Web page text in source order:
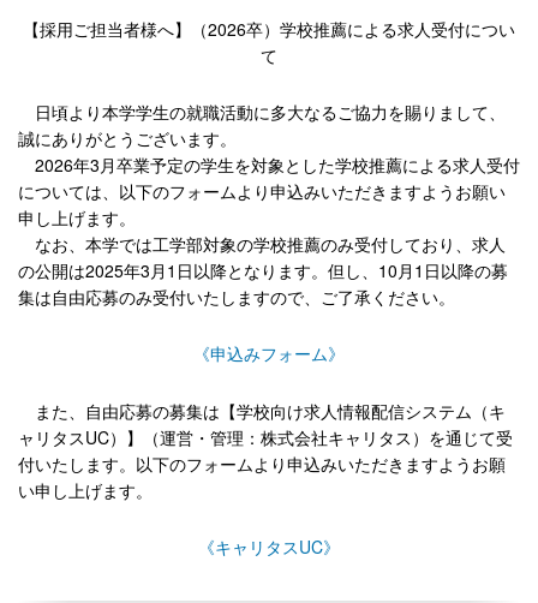
【採用ご担当者様へ】（2026卒）学校推薦による求人受付につい
て
日頃より本学学生の就職活動に多大なるご協力を賜りまして、
誠にありがとうございます。
2026年3月卒業予定の学生を対象とした学校推薦による求人受付
については、以下のフォームより申込みいただきますようお願い
申し上げます。
なお、本学では工学部対象の学校推薦のみ受付しており、求人
の公開は2025年3月1日以降となります。但し、10月1日以降の募
集は自由応募のみ受付いたしますので、ご了承ください。
《申込みフォーム》
また、自由応募の募集は【学校向け求人情報配信システム（キ
ャリタスUC）】（運営・管理：株式会社キャリタス）を通じて受
付いたします。以下のフォームより申込みいただきますようお願
い申し上げます。
《キャリタスUC》